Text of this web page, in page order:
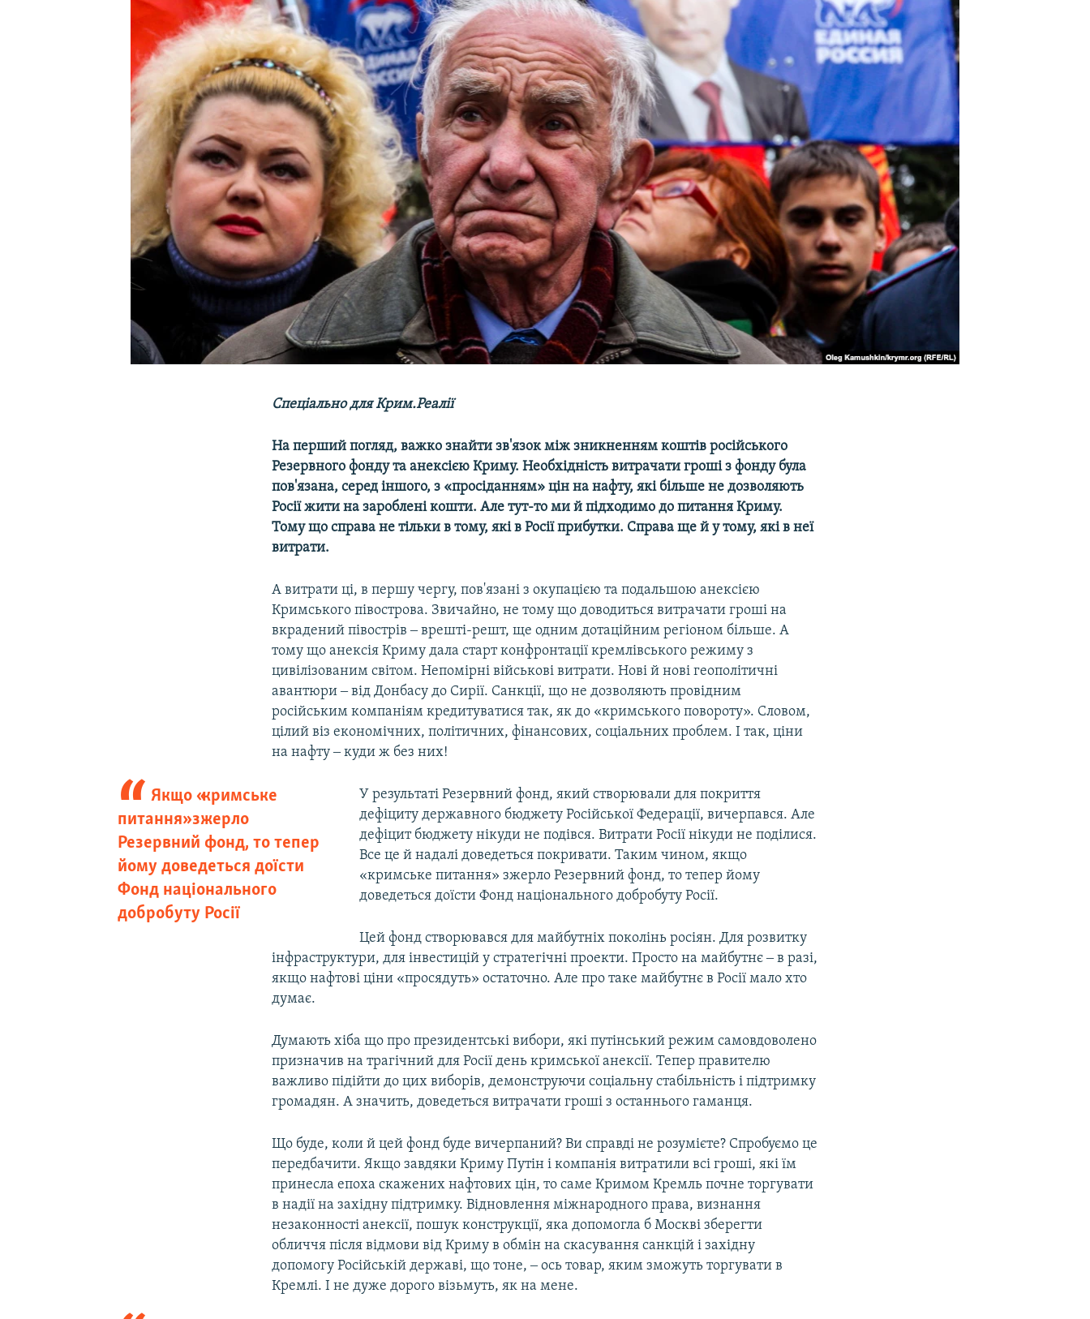
УКРАЇНСЬКА ПРОБЛЕМА КРИМУ
Спеціально для Крим.Реалії
На перший погляд, важко знайти зв'язок між зникненням коштів російського
Резервного фонду та анексією Криму. Необхідність витрачати гроші з фонду була
пов'язана, серед іншого, з «просіданням» цін на нафту, які більше не дозволяють
Росії жити на зароблені кошти. Але тут-то ми й підходимо до питання Криму.
Тому що справа не тільки в тому, які в Росії прибутки. Справа ще й у тому, які в неї
витрати.
А витрати ці, в першу чергу, пов'язані з окупацією та подальшою анексією
Кримського півострова. Звичайно, не тому що доводиться витрачати гроші на
вкрадений півострів ‒ врешті-решт, ще одним дотаційним регіоном більше. А
тому що анексія Криму дала старт конфронтації кремлівського режиму з
цивілізованим світом. Непомірні військові витрати. Нові й нові геополітичні
авантюри ‒ від Донбасу до Сирії. Санкції, що не дозволяють провідним
російським компаніям кредитуватися так, як до «кримського повороту». Словом,
цілий віз економічних, політичних, фінансових, соціальних проблем. І так, ціни
на нафту ‒ куди ж без них!
Якщо «кримське
питання» зжерло
Резервний фонд, то тепер
йому доведеться доїсти
Фонд національного
добробуту Росії
У результаті Резервний фонд, який створювали для покриття
дефіциту державного бюджету Російської Федерації, вичерпався. Але
дефіцит бюджету нікуди не подівся. Витрати Росії нікуди не поділися.
Все це й надалі доведеться покривати. Таким чином, якщо
«кримське питання» зжерло Резервний фонд, то тепер йому
доведеться доїсти Фонд національного добробуту Росії.
Цей фонд створювався для майбутніх поколінь росіян. Для розвитку
інфраструктури, для інвестицій у стратегічні проекти. Просто на майбутнє ‒ в разі,
якщо нафтові ціни «просядуть» остаточно. Але про таке майбутнє в Росії мало хто
думає.
Думають хіба що про президентські вибори, які путінський режим самовдоволено
призначив на трагічний для Росії день кримської анексії. Тепер правителю
важливо підійти до цих виборів, демонструючи соціальну стабільність і підтримку
громадян. А значить, доведеться витрачати гроші з останнього гаманця.
Що буде, коли й цей фонд буде вичерпаний? Ви справді не розумієте? Спробуємо це
передбачити. Якщо завдяки Криму Путін і компанія витратили всі гроші, які їм
принесла епоха скажених нафтових цін, то саме Кримом Кремль почне торгувати
в надії на західну підтримку. Відновлення міжнародного права, визнання
незаконності анексії, пошук конструкції, яка допомогла б Москві зберегти
обличчя після відмови від Криму в обмін на скасування санкцій і західну
допомогу Російській державі, що тоне, ‒ ось товар, яким зможуть торгувати в
Кремлі. І не дуже дорого візьмуть, як на мене.